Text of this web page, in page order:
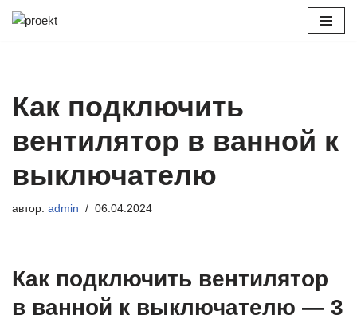
Как подключить
вентилятор в ванной к
выключателю
автор: admin 06.04.2024
Как подключить вентилятор
в ванной к выключателю — 3